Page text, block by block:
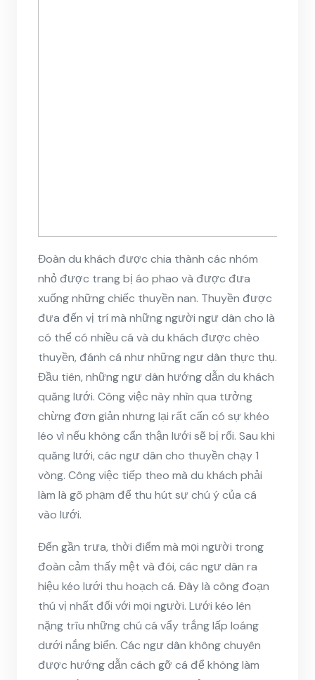
Đoàn du khách được chia thành các nhóm
nhỏ được trang bị áo phao và được đưa
xuống những chiếc thuyền nan. Thuyền được
đưa đến vị trí mà những người ngư dân cho là
có thể có nhiều cá và du khách được chèo
thuyền, đánh cá như những ngư dân thực thụ.
Đầu tiên, những ngư dân hướng dẫn du khách
quăng lưới. Công việc này nhìn qua tưởng
chừng đơn giản nhưng lại rất cấn có sự khéo
léo vì nếu không cẩn thận lưới sẽ bị rối. Sau khi
quăng lưới, các ngư dân cho thuyền chạy 1
vòng. Công việc tiếp theo mà du khách phải
làm là gõ phạm để thu hút sự chú ý của cá
vào lưới.
Đến gần trưa, thời điểm mà mọi người trong
đoàn cảm thấy mệt và đói, các ngư dân ra
hiệu kéo lưới thu hoạch cá. Đây là công đoạn
thú vị nhất đối với mọi người. Lưới kéo lên
nặng trĩu những chú cá vẩy trắng lấp loáng
dưới nắng biển. Các ngư dân không chuyên
được hướng dẫn cách gỡ cá để không làm